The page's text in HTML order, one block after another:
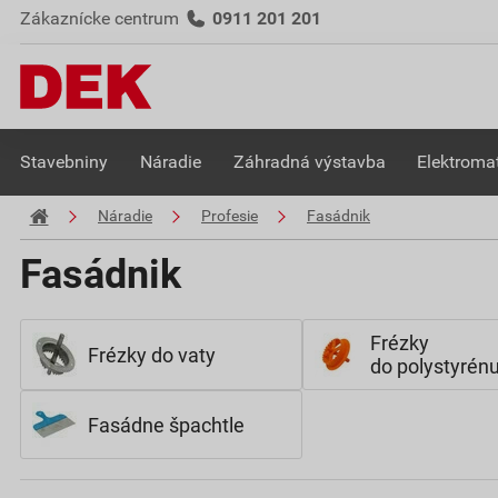
Zákaznícke centrum 0911 201 201
Stavebniny Náradie Záhradná výstavba
Náradie Profesie Fasádnik
Fasádnik
Frézky do vaty
Frézky
do
Fasádne špachtle